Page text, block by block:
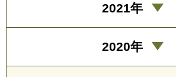
2021年
2020年